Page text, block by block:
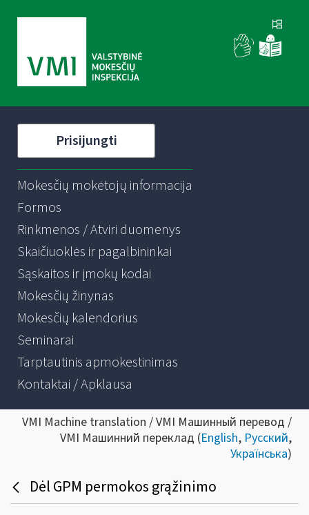
Prisijungti
Mokesčių mokėtojų informacija
Formos
Rinkmenos / Atviri duomenys
Skaičiuoklės ir pagalbininkai
Sąskaitos ir įmokų kodai
Mokesčių žinynas
Mokesčių kalendorius
Seminarai
Tarptautinis apmokestinimas
Kontaktai / Apklausa
VMI Machine translation / VMI Машинный перевод /
VMI Машинний переклад (English, Русский,
Українська)
Dėl GPM permokos grąžinimo